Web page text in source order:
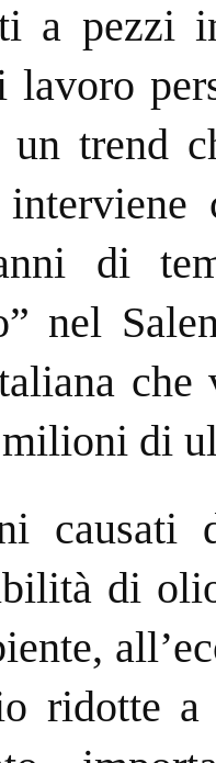
a pezzi
lavoro
trend
di
nel
che
di
causati
di
ridotte